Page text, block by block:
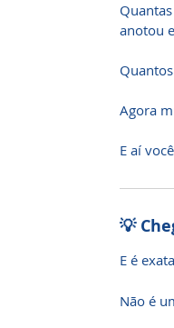
anotou
Agora
E aí
💡
E é
Não é